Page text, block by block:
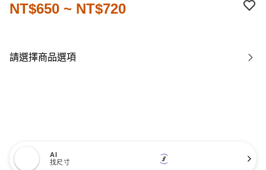
NT$650 ~ NT$720
請選擇商品選項
AI
找尺寸